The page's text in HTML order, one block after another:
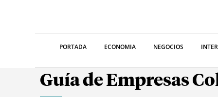
PORTADA ECONOMIA NEGOCIOS
Guía de Empresas